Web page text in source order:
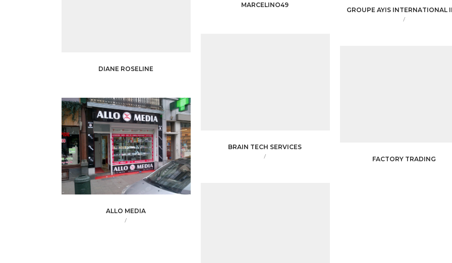
MARCELINO49
GROUPE AYIS INTERNATIONAL
/
DIANE ROSELINE
BRAIN TECH SERVICES
/ FACTORY TRADING
ALLO MEDIA
/